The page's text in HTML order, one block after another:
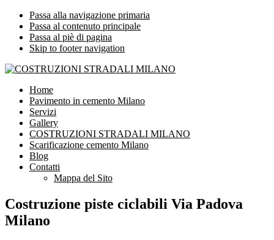
Passa alla navigazione primaria
Passa al contenuto principale
Passa al piè di pagina
Skip to footer navigation
COSTRUZIONI STRADALI MILANO
Impresa leader nelle costruzioni stradali Milano
Home
Pavimento in cemento Milano
Servizi
Gallery
COSTRUZIONI STRADALI MILANO
Scarificazione cemento Milano
Blog
Contatti
Mappa del Sito
Costruzione piste ciclabili Via Padova
Milano